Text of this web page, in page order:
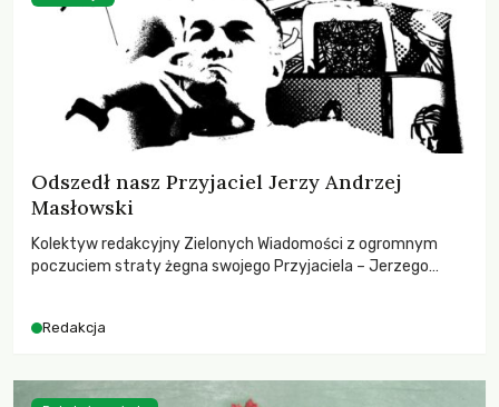
Odszedł nasz Przyjaciel Jerzy Andrzej
Masłowski
Kolektyw redakcyjny Zielonych Wiadomości z ogromnym
poczuciem straty żegna swojego Przyjaciela – Jerzego
Redakcja